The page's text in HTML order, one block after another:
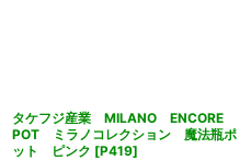
タケフジ産業 MILANO ENCORE
POT ミラノコレクション 魔法瓶ポ
ット ピンク [P419]